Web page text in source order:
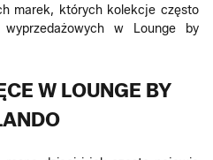
marek, których kolekcje często
w Lounge by
W LOUNGE BY